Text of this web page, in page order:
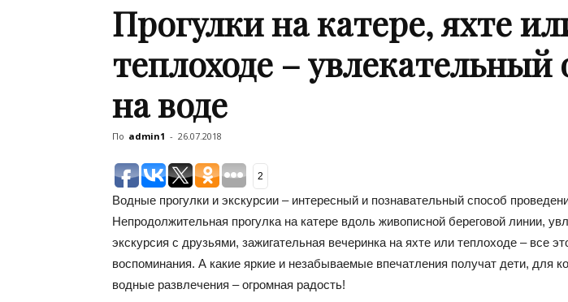
Прогулки на катере, яхте
теплоходе – увлекательный
на воде
По admin1 - 26.07.2018
2
Водные прогулки и экскурсии – интересный и познавательный способ
Непродолжительная прогулка на катере вдоль живописной береговой линии,
экскурсия с друзьями, зажигательная вечеринка на яхте или теплоходе – все
воспоминания. А какие яркие и незабываемые впечатления получат дети, для
водные развлечения – огромная радость!